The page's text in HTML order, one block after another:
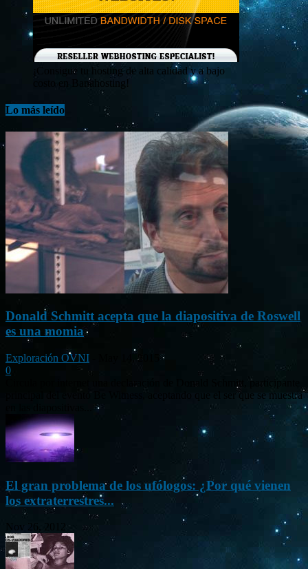
¡Consigue tu hosting de alta calidad y a bajo
costo en Banahosting!
Lo más leído
Donald Schmitt acepta que la diapositiva de Roswell
es una momia
Exploración OVNI
May 14, 2015
0
Circula por internet una declaración de Donald Schmitt, participante
principal del evento Be Witness, aceptando que el ser que se muestra
El gran problema de los ufólogos: ¿Por qué vienen
los extraterrestres...